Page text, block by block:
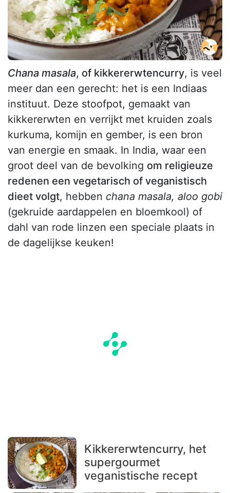
Chana masala, of kikkererwtencurry, is veel
meer dan een gerecht: het is een Indiaas
instituut. Deze stoofpot, gemaakt van
kikkererwten en verrijkt met kruiden zoals
kurkuma, komijn en gember, is een bron
van energie en smaak. In India, waar een
groot deel van de bevolking om religieuze
redenen een vegetarisch of veganistisch
dieet volgt, hebben chana masala, aloo gobi
(gekruide aardappelen en bloemkool) of
dahl van rode linzen een speciale plaats in
de dagelijkse keuken!
Kikkererwtencurry, het
supergourmet
veganistische recept